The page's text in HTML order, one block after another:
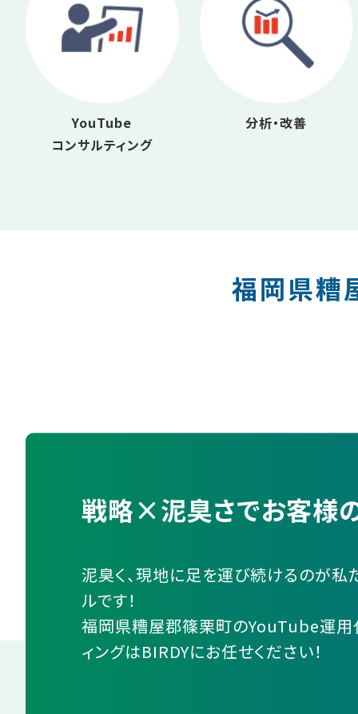
YouTube
コンサルティング
分析・改善
福岡県糟
戦略×泥臭さでお客様
泥臭く、現地に足を運び続けるのが私
ルです！
福岡県糟屋郡篠栗町のYouTube運用
ィングはBIRDYにお任せください！